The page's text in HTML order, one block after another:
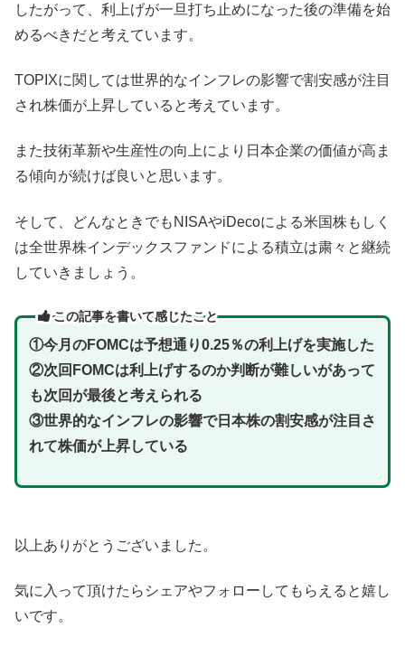
したがって、利上げが一旦打ち止めになった後の準備を始
めるべきだと考えています。
TOPIXに関しては世界的なインフレの影響で割安感が注目
され株価が上昇していると考えています。
また技術革新や生産性の向上により日本企業の価値が高ま
る傾向が続けば良いと思います。
そして、どんなときでもNISAやiDecoによる米国株もしく
は全世界株インデックスファンドによる積立は粛々と継続
していきましょう。
この記事を書いて感じたこと
①今月のFOMCは予想通り0.25％の利上げを実施した
②次回FOMCは利上げするのか判断が難しいがあって
も次回が最後と考えられる
③世界的なインフレの影響で日本株の割安感が注目さ
れて株価が上昇している
以上ありがとうございました。
気に入って頂けたらシェアやフォローしてもらえると嬉し
いです。